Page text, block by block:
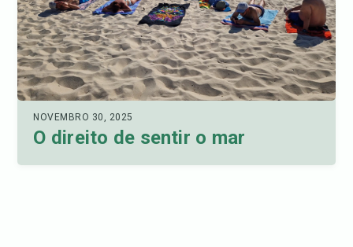
NOVEMBRO 30, 2025
O direito de sentir o mar